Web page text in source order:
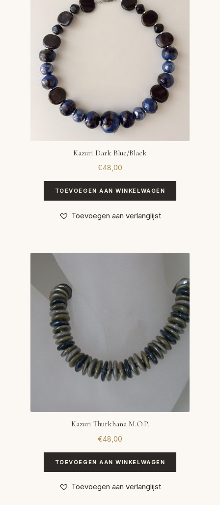
Kazuri Dark Blue/Black
€48,00
TOEVOEGEN AAN WINKELWAGEN
Toevoegen aan verlanglijst
Kazuri Thurkhana M.O.P.
€48,00
TOEVOEGEN AAN WINKELWAGEN
Toevoegen aan verlanglijst